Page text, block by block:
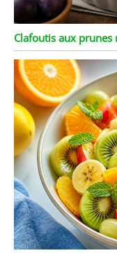
Clafoutis aux prunes